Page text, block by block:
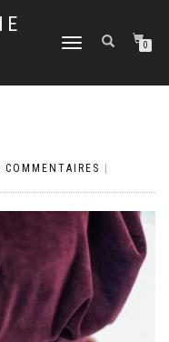
DÉPLIER
0
COMMENTAIRES